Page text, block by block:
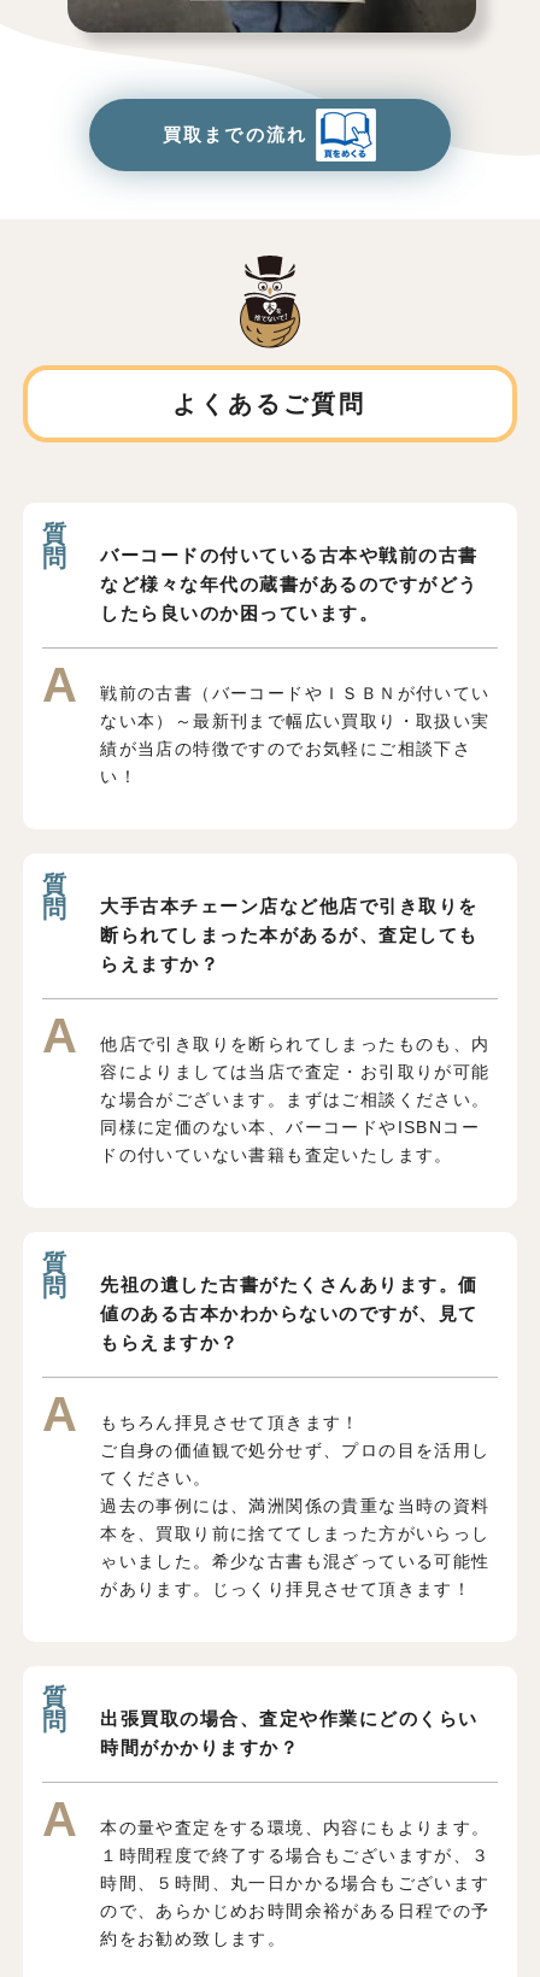
買取までの流れ
よくあるご質問
バーコードの付いている古本や戦前の古書
など様々な年代の蔵書があるのですがどう
したら良いのか困っています。
戦前の古書（バーコードやＩＳＢＮが付いてい
ない本）～最新刊まで幅広い買取り・取扱い実
績が当店の特徴ですのでお気軽にご相談下さ
い！
大手古本チェーン店など他店で引き取りを
断られてしまった本があるが、査定しても
らえますか？
他店で引き取りを断られてしまったものも、内
容によりましては当店で査定・お引取りが可能
な場合がございます。まずはご相談ください。
同様に定価のない本、バーコードやISBNコー
ドの付いていない書籍も査定いたします。
先祖の遺した古書がたくさんあります。価
値のある古本かわからないのですが、見て
もらえますか？
もちろん拝見させて頂きます！
ご自身の価値観で処分せず、プロの目を活用し
てください。
過去の事例には、満洲関係の貴重な当時の資料
本を、買取り前に捨ててしまった方がいらっし
ゃいました。希少な古書も混ざっている可能性
があります。じっくり拝見させて頂きます！
出張買取の場合、査定や作業にどのくらい
時間がかかりますか？
本の量や査定をする環境、内容にもよります。
１時間程度で終了する場合もございますが、３
時間、５時間、丸一日かかる場合もございます
ので、あらかじめお時間余裕がある日程での予
約をお勧め致します。